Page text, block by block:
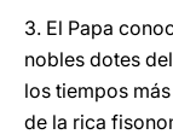
3. El Papa
nobles dotes
los tiempos
de la rica